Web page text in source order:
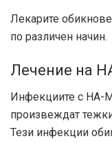
Лекарите
по различен начин.
Лечение на
Инфекциите с HA-
произвеждат
Тези инфекции